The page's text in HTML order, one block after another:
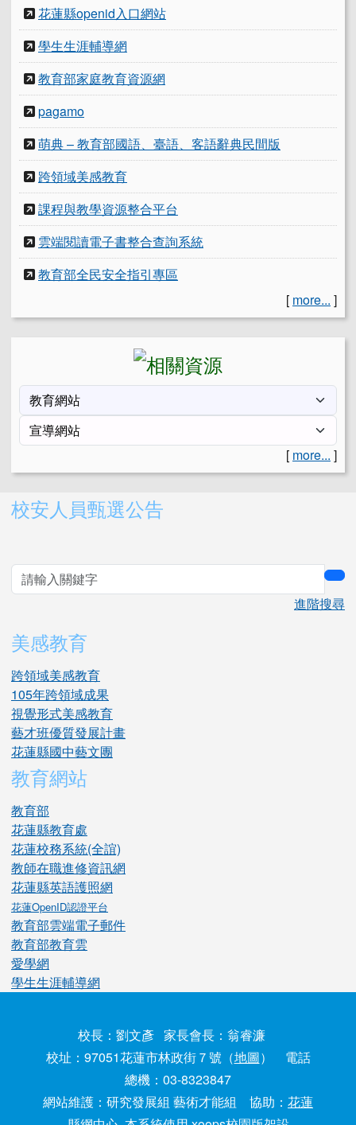
花蓮縣openid入口網站
學生生涯輔導網
教育部家庭教育資源網
pagamo
萌典 – 教育部國語、臺語、客語辭典民間版
跨領域美感教育
課程與教學資源整合平台
雲端閱讀電子書整合查詢系統
教育部全民安全指引專區
[ more... ]
[ more... ]
右邊區域內容
校安人員甄選公告
進階搜尋
美感教育
跨領域美感教育
105年跨領域成果
視覺形式美感教育
藝才班優質發展計畫
花蓮縣國中藝文團
教育網站
教育部
花蓮縣教育處
花蓮校務系統(全誼)
教師在職進修資訊網
花蓮縣英語護照網
花蓮OpenID認證平台
教育部雲端電子郵件
教育部教育雲
愛學網
學生生涯輔導網
校長：劉文彥 家長會長：翁睿濂
校址：97051花蓮市林政街７號（地圖） 電話
總機：03-8323847
網站維護：研究發展組 藝術才能組 協助： 花蓮